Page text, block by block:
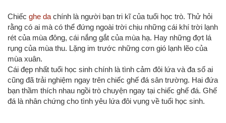
Chiếc ghe dachính là người bạn tri kĩ của tuổi học trò. Thử hỏi
rằng có ai mà có thể đứng ngoài trời chịu những cái khí trời lạnh
rét của mùa đông, cái nắng gắt của mùa hạ. Hay những đợt lá
rụng của mùa thu. Lặng im trước những cơn gió lạnh lẽo của
mùa xuân.
Cái đẹp nhất tuổi học sinh chính là tình cảm đôi lứa và đa số ai
cũng đã trải nghiệm ngay trên chiếc ghế đá sân trường. Hai đứa
bạn thầm thích nhau ngồi trò chuyện ngay tại chiếc ghế đá. Ghế
đá là nhân chứng cho tình yêu lứa đôi vụng về tuổi học sinh.